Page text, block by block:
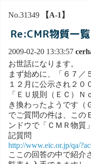
No.31349 【A-1】
Re:CMR物質
2009-02-20 13:33:57
お世話になります。
まず始めに、「６７／
１２月に公示され２０
「ＥＵ規則（ＥＣ）
き換わったようです（
でご質問の件は、こ
ンドウで「ＣＭＲ物質
記質問
http://www.eic.or.jp/qa/
ここの回答の中で紹介